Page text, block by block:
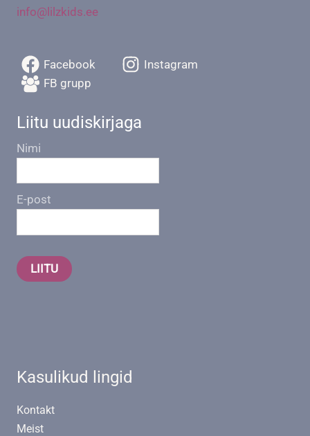
info@lilzkids.ee
Facebook
Instagram
FB grupp
Liitu uudiskirjaga
Nimi
E-post
LIITU
Kasulikud lingid
Kontakt
Meist